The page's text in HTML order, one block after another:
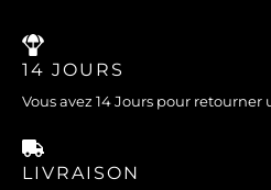
14 JOURS
Vous avez 14 Jours pour
LIVRAISON